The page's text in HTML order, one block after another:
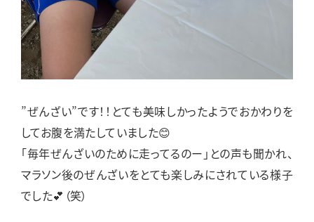
”ぜんざい”です！！とても美味しかったようでおかわりを
してお腹を満たしていました😊
「毎年ぜんざいのために走ってるのー」との声も聞かれ、
マラソン後のぜんざいをとても楽しみにされている様子
でした💕（笑）